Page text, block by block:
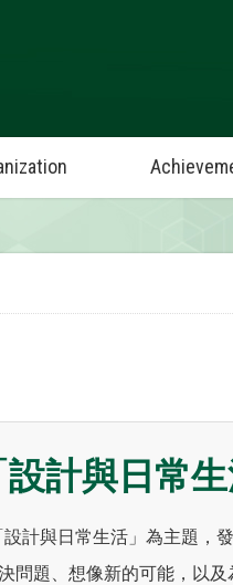
計與日常生
計與日常生活」為主題，
問題、想像新的可能，以